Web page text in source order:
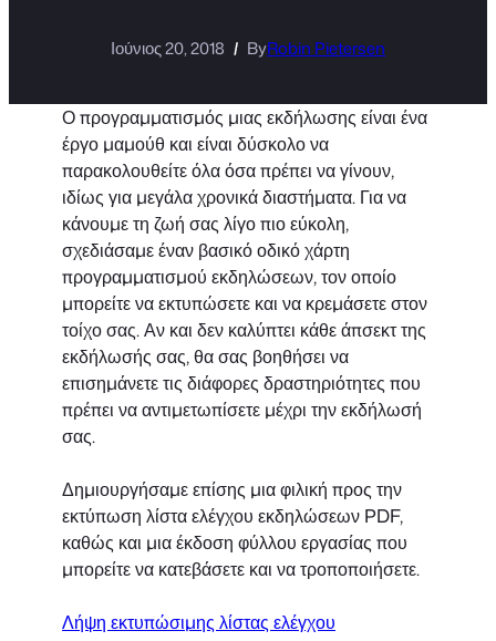
Ιούνιος 20, 2018 ByRobin Pietersen
Ο προγραμματισμός μιας εκδήλωσης είναι ένα
έργο μαμούθ και είναι δύσκολο να
παρακολουθείτε όλα όσα πρέπει να γίνουν,
ιδίως για μεγάλα χρονικά διαστήματα. Για να
κάνουμε τη ζωή σας λίγο πιο εύκολη,
σχεδιάσαμε έναν βασικό οδικό χάρτη
προγραμματισμού εκδηλώσεων, τον οποίο
μπορείτε να εκτυπώσετε και να κρεμάσετε στον
τοίχο σας. Αν και δεν καλύπτει κάθε άπσεκτ της
εκδήλωσής σας, θα σας βοηθήσει να
επισημάνετε τις διάφορες δραστηριότητες που
πρέπει να αντιμετωπίσετε μέχρι την εκδήλωσή
σας.
Δημιουργήσαμε επίσης μια φιλική προς την
εκτύπωση λίστα ελέγχου εκδηλώσεων PDF,
καθώς και μια έκδοση φύλλου εργασίας που
μπορείτε να κατεβάσετε και να τροποποιήσετε.
Λήψη εκτυπώσιμης λίστας ελέγχου